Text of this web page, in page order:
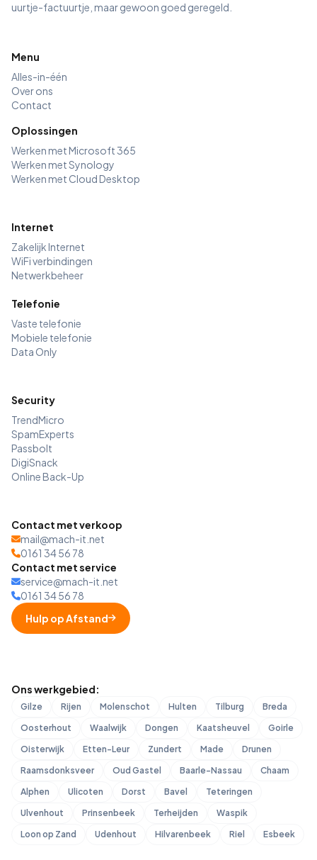
uurtje-factuurtje, maar gewoon goed geregeld.
Menu
Alles-in-één
Over ons
Contact
Oplossingen
Werken met Microsoft 365
Werken met Synology
Werken met Cloud Desktop
Internet
Zakelijk Internet
WiFi verbindingen
Netwerkbeheer
Telefonie
Vaste telefonie
Mobiele telefonie
Data Only
Security
TrendMicro
SpamExperts
Passbolt
DigiSnack
Online Back-Up
Contact met verkoop
mail@mach-it.net
0161 34 56 78
Contact met service
service@mach-it.net
0161 34 56 78
Hulp op Afstand
Ons werkgebied:
Gilze Rijen Molenschot Hulten Tilburg
Breda
Oosterhout
Waalwijk Dongen Kaatsheuvel
Goirle
Oisterwijk
Etten-Leur Zundert Made
Drunen
Raamsdonksveer
Oud Gastel Baarle-Nassau
Chaam
Alphen
Ulicoten Dorst Bavel
Teteringen
Ulvenhout
Prinsenbeek Terheijden
Waspik
Loon op Zand
Udenhout Hilvarenbeek Riel Esbeek